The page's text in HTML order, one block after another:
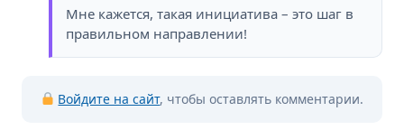
Мне кажется, такая инициатива – это шаг в
правильном направлении!
Войдите на сайт, чтобы оставлять комментарии.